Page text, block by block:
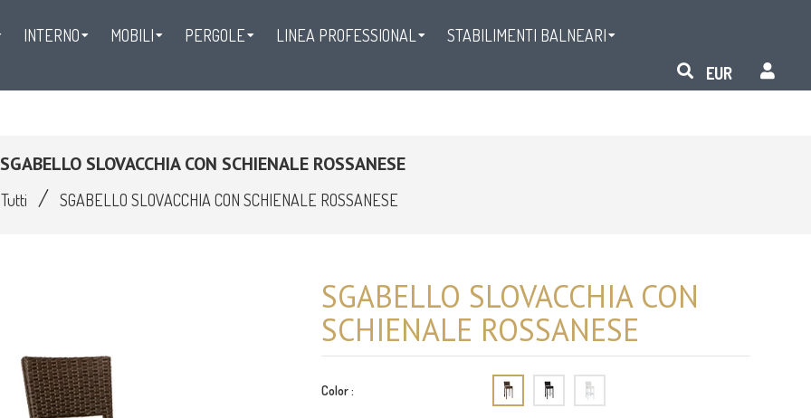
INTERNO MOBILI PERGOLE LINEA PROFESSIONAL STABILIMENTI BALNEARI
SGABELLO SLOVACCHIA CON SCHIENALE ROSSANESE
Tutti / SGABELLO SLOVACCHIA CON SCHIENALE ROSSANESE
SGABELLO SLOVACCHIA CON
SCHIENALE ROSSANESE
Color :